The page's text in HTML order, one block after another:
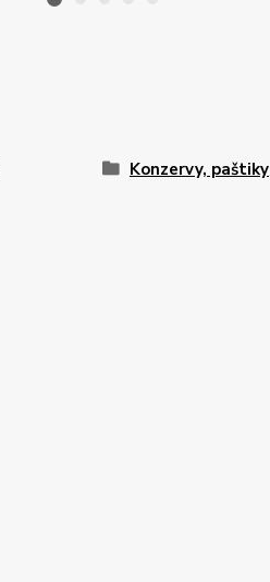
Konzervy, paštiky